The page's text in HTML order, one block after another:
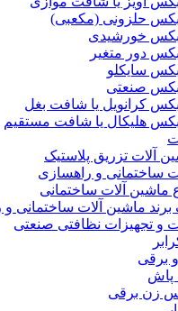
حلزونی (مکعبی)
خورشیدی
دور متغیر
سایکلو
صنعتی
کرانویل یا شافت بغل
هلیکال یا شافت مستقیم
آلات تزریق پلاستیک
ساختمانی و راهسازی
ماشین آلات ساختمانی
برند ماشین آلات ساختمانی
و تجهیزات نظافتی صنعتی
برقی
زن برقی